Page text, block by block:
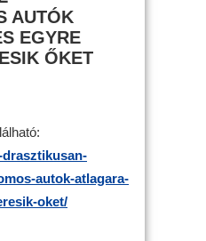
AUTÓK
EGYRE
ŐKET
autok-atlagara-
oket/